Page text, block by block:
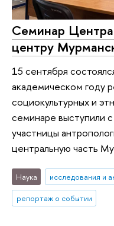
Семинар
центру
15 сентября
академическом году
социокультурных и
семинаре выступили
участницы
центральную часть
Наука исследования и
репортаж о событии